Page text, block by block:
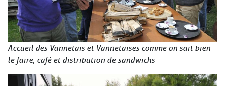
Accueil des Vannetais et Vannetaises comme on sait bien
le faire, café et distribution de sandwichs